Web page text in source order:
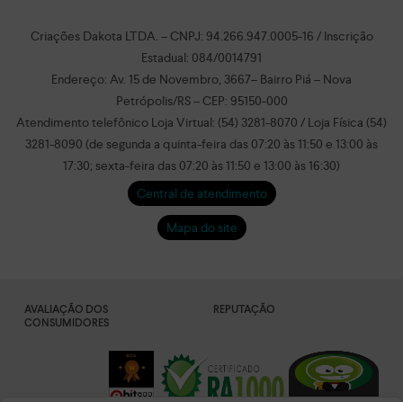
Criações Dakota LTDA. – CNPJ: 94.266.947.0005-16 / Inscrição
Estadual: 084/0014791
Endereço: Av. 15 de Novembro, 3667– Bairro Piá – Nova
Petrópolis/RS – CEP: 95150-000
Atendimento telefônico Loja Virtual: (54) 3281-8070 / Loja Física (54)
3281-8090 (de segunda a quinta-feira das 07:20 às 11:50 e 13:00 às
17:30; sexta-feira das 07:20 às 11:50 e 13:00 às 16:30)
Central de atendimento
Mapa do site
AVALIAÇÃO DOS
CONSUMIDORES
REPUTAÇÃO